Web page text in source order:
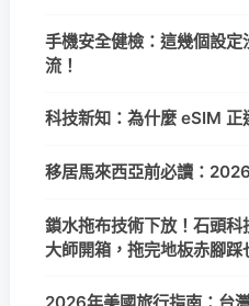
手機安全健檢：這幾個設
流！
科技新知：為什麼 eSIM
移居馬來西亞前必讀：
鎖水拖布技術下放！石頭
大師開箱，拖完地板赤腳踩